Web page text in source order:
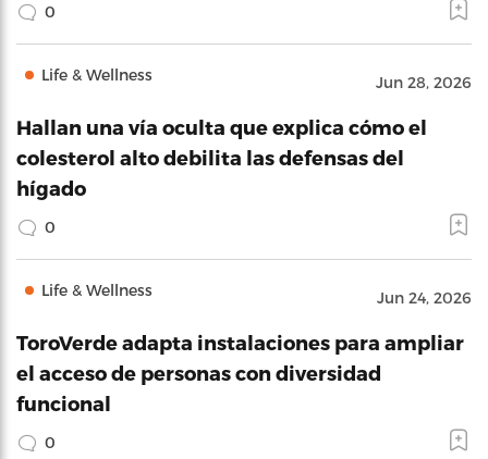
0
Life & Wellness Jun 28, 2026
Hallan una vía oculta que explica cómo el
colesterol alto debilita las defensas del
hígado
0
Life & Wellness Jun 24, 2026
ToroVerde adapta instalaciones para ampliar
el acceso de personas con diversidad
funcional
0